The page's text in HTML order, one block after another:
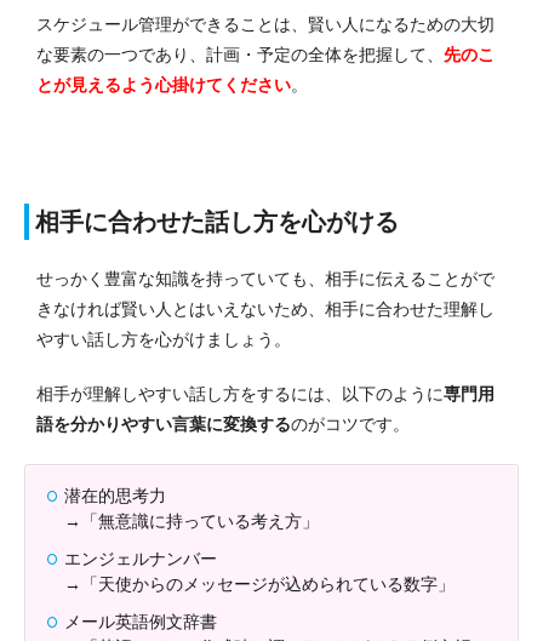
スケジュール管理ができることは、賢い人になるための大切
な要素の一つであり、計画・予定の全体を把握して、 先のこ
とが見えるよう心掛けてください。
相手に合わせた話し方を心がける
せっかく豊富な知識を持っていても、相手に伝えることがで
きなければ賢い人とはいえないため、相手に合わせた理解し
やすい話し方を心がけましょう。
相手が理解しやすい話し方をするには、以下のように専門用
語を分かりやすい言葉に変換するのがコツです。
潜在的思考力
→「無意識に持っている考え方」
エンジェルナンバー
→「天使からのメッセージが込められている数字」
メール英語例文辞書